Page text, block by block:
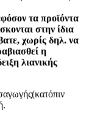
τα προϊόντα
στην ίδια
χωρίς δηλ. να
η
λιανικής